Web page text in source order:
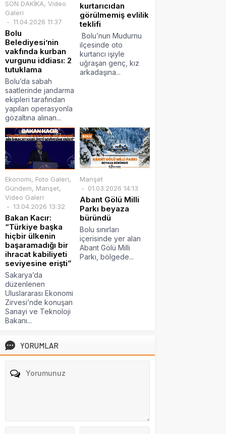
SON DAKİKA, Video
Galeri
11.04.2026 11:37
Bolu
Belediyesi’nin
vakfında kurban
vurgunu iddiası: 2
tutuklama
Bolu’da sabah
saatlerinde jandarma
ekipleri tarafından
yapılan operasyonla
gözaltına alınan...
kurtarıcıdan
görülmemiş evlilik
teklifi
Bolu’nun Mudurnu
ilçesinde oto
kurtarıcı işiyle
uğraşan genç, kız
arkadaşına...
Ekonomi, Foto Galeri,
Gündem, Manşet,
Video Galeri
13.04.2026 13:32
Bakan Kacır:
“Türkiye başka
hiçbir ülkenin
başaramadığı bir
ihracat kabiliyeti
seviyesine erişti”
Sakarya’da
düzenlenen
Uluslararası Ekonomi
Zirvesi’nde konuşan
Sanayi ve Teknoloji
Bakanı...
Manşet
01.03.2026 14:13
Abant Gölü Milli
Parkı beyaza
büründü
Bolu sınırları
içerisinde yer alan
Abant Gölü Milli
Parkı, bölgede...
YORUMLAR